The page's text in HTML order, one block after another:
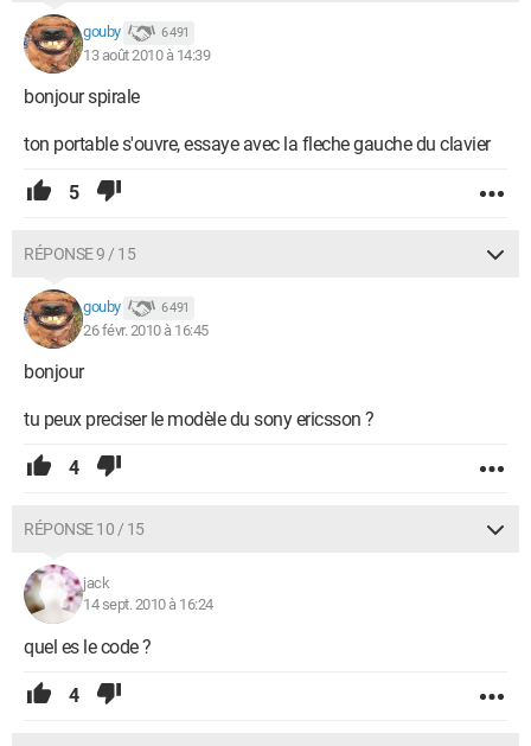
gouby 6 491
13 août 2010 à 14:39
bonjour spirale
ton portable s'ouvre, essaye avec la fleche gauche du clavier
5
RÉPONSE 9 / 15
gouby 6 491
26 févr. 2010 à 16:45
bonjour
tu peux preciser le modèle du sony ericsson ?
4
RÉPONSE 10 / 15
jack
14 sept. 2010 à 16:24
quel es le code ?
4